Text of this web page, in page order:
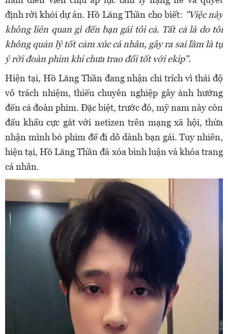
định rời khỏi dự án. Hồ Lăng Thần cho biết: "Việc này
không liên quan gì đến bạn gái tôi cả. Tất cả là do tôi
không quản lý tốt cảm xúc cá nhân, gây ra sai lầm là tự
ý rời đoàn phim khi chưa trao đổi tốt với ekip".
Hiện tại, Hồ Lăng Thần đang nhận chỉ trích vì thái độ
vô trách nhiệm, thiếu chuyên nghiệp gây ảnh hưởng
đến cả đoàn phim. Đặc biệt, trước đó, mỹ nam này còn
đấu khẩu cực gắt với netizen trên mạng xã hội, thừa
nhận mình bỏ phim để đi dỗ dành bạn gái. Tuy nhiên,
hiện tại, Hồ Lăng Thần đã xóa bình luận và khóa trang
cá nhân.